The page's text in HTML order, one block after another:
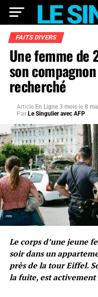
FAITS DIVERS
Une femme de
son
recherché
Article En Ligne 3 mois le 8
Par Le Singulier avec AFP
Le corps d’une jeune
soir dans un
près de la tour Eiffel.
la fuite, est activement